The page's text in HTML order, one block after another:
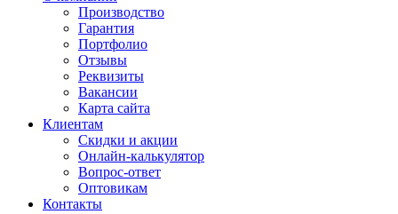
Производство
Гарантия
Портфолио
Отзывы
Реквизиты
Вакансии
Карта сайта
Клиентам
Скидки и акции
Онлайн-калькулятор
Вопрос-ответ
Оптовикам
Контакты